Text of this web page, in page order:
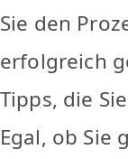
Sie den
erfolgreich
Tipps, die
Egal, ob Sie